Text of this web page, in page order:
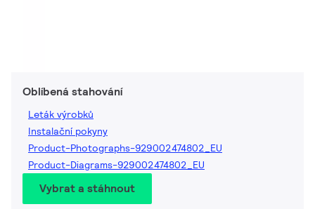
Oblíbená stahování
Leták výrobků
Instalační pokyny
Product-Photographs-929002474802_EU
Product-Diagrams-929002474802_EU
Vybrat a stáhnout